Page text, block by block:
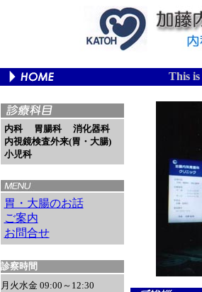
This
内科 胃腸科 消化器科
内視鏡検査外来(胃・大腸)
小児科
胃・大腸のお話
ご案内
お問合せ
診察時間
月火水金 09:00～12:30